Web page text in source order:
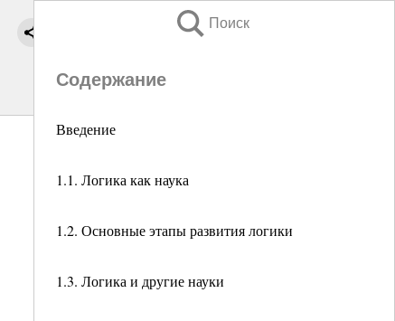
Поиск
Содержание
Введение
1.1. Логика как наука
1.2. Основные этапы развития логики
1.3. Логика и другие науки